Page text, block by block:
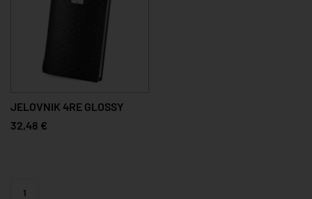
JELOVNIK 4RE GLOSSY
32,48 €
1